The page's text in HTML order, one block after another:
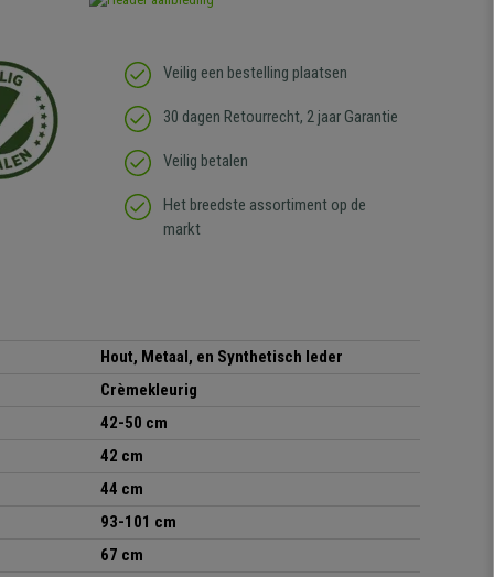
Veilig een bestelling plaatsen
30 dagen Retourrecht, 2 jaar Garantie
Veilig betalen
Het breedste assortiment op de
markt
Hout, Metaal, en Synthetisch leder
Crèmekleurig
42-50 cm
42 cm
44 cm
93-101 cm
67 cm